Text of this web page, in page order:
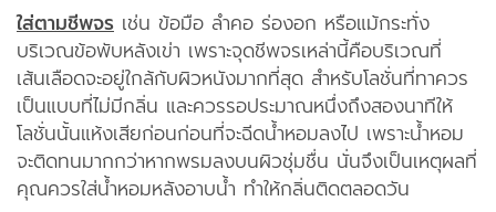
ใส่ตามชีพจร เช่น ข้อมือ ลำคอ ร่องอก หรือแม้กระทั่ง
บริเวณข้อพับหลังเข่า เพราะจุดชีพจรเหล่านี้คือบริเวณที่
เส้นเลือดจะอยู่ใกล้กับผิวหนังมากที่สุด สำหรับโลชั่นที่ทาควร
เป็นแบบที่ไม่มีกลิ่น และควรรอประมาณหนึ่งถึงสองนาทีให้
โลชั่นนั้นแห้งเสียก่อนก่อนที่จะฉีดน้ำหอมลงไป เพราะน้ำหอม
จะติดทนมากกว่าหากพรมลงบนผิวชุ่มชื่น นั่นจึงเป็นเหตุผลที่
คุณควรใส่น้ำหอมหลังอาบน้ำ ทำให้กลิ่นติดตลอดวัน